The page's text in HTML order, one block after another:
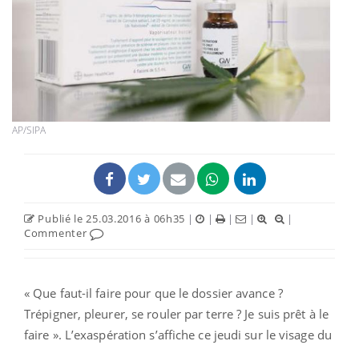
AP/SIPA
Publié le 25.03.2016 à 06h35 | | | |
|
Commenter
« Que faut-il faire pour que le dossier avance ?
Trépigner, pleurer, se rouler par terre ? Je suis prêt à le
faire ». L’exaspération s’affiche ce jeudi sur le visage du